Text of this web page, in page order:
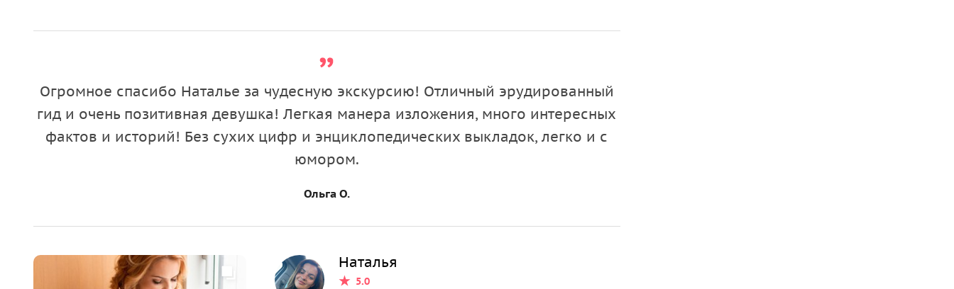
Сквере Подводников, отыщем «пуп земли».
Вы узнаете, как был основан город, увидите старинный Петровский док и Адмиралтейство
Никольский соборснаружи и внутри. И, конечно же, я представлю вам город в лицах —
познакомимся с теми, кто оставил след в истории Кронштадта, Петербурга и России.
мы поговорим об истории основания города;
увидим уникальное сооружение петровских времён — Петровский док;
найдём «пуп Земли»;
Огромное спасибо Наталье за чудесную экскурсию! Отличный эрудированный
гид и очень позитивная девушка! Легкая манера изложения, много интересных
фактов и историй! Без сухих цифр и энциклопедических выкладок, легко и с
юмором.
Ольга О.
Наталья
5.0